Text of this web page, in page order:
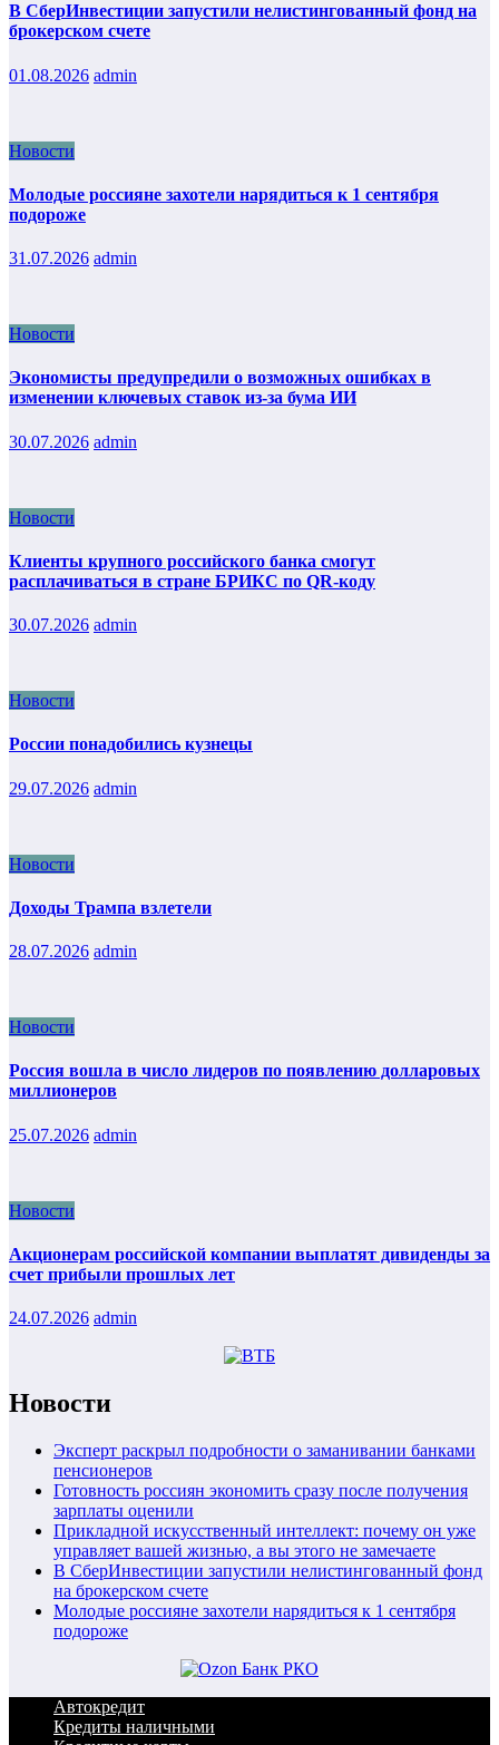
В СберИнвестиции запустили нелистингованный фонд на
брокерском счете
01.08.2026 admin
Новости
Молодые россияне захотели нарядиться к 1 сентября
подороже
31.07.2026 admin
Новости
Экономисты предупредили о возможных ошибках в
изменении ключевых ставок из-за бума ИИ
30.07.2026 admin
Новости
Клиенты крупного российского банка смогут
расплачиваться в стране БРИКС по QR-коду
30.07.2026 admin
Новости
России понадобились кузнецы
29.07.2026 admin
Новости
Доходы Трампа взлетели
28.07.2026 admin
Новости
Россия вошла в число лидеров по появлению долларовых
миллионеров
25.07.2026 admin
Новости
Акционерам российской компании выплатят дивиденды за
счет прибыли прошлых лет
24.07.2026 admin
Новости
Эксперт раскрыл подробности о заманивании банками
пенсионеров
Готовность россиян экономить сразу после получения
зарплаты оценили
Прикладной искусственный интеллект: почему он уже
управляет вашей жизнью, а вы этого не замечаете
В СберИнвестиции запустили нелистингованный фонд
на брокерском счете
Молодые россияне захотели нарядиться к 1 сентября
подороже
Автокредит
Кредиты наличными